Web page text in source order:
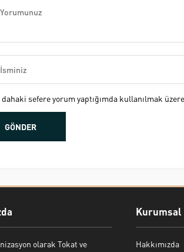
sefere yorum yaptığımda kullanılmak
olarak Tokat ve
Kurumsal
Hakkımızda